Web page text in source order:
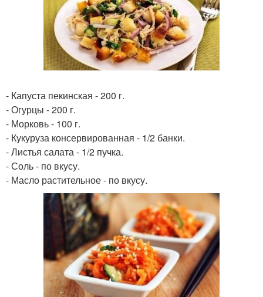
- Капуста пекинская - 200 г.
- Огурцы - 200 г.
- Морковь - 100 г.
- Кукуруза консервированная - 1/2 банки.
- Листья салата - 1/2 пучка.
- Соль - по вкусу.
- Масло растительное - по вкусу.